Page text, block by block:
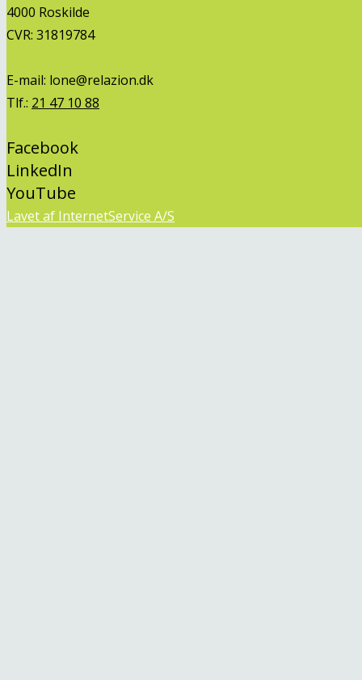
4000 Roskilde
CVR: 31819784
E-mail: lone@relazion.dk
Tlf.: 21 47 10 88
Facebook
LinkedIn
YouTube
Lavet af InternetService A/S